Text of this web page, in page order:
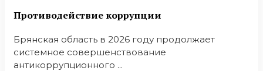
Противодействие коррупции
Брянская область в 2026 году продолжает
системное совершенствование
антикоррупционного ...